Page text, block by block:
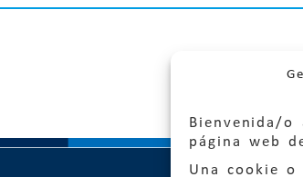
Bienvenida/
página web
Una cookie